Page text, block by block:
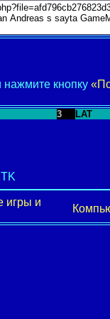
нажмите кнопку
3 LAT
игры и